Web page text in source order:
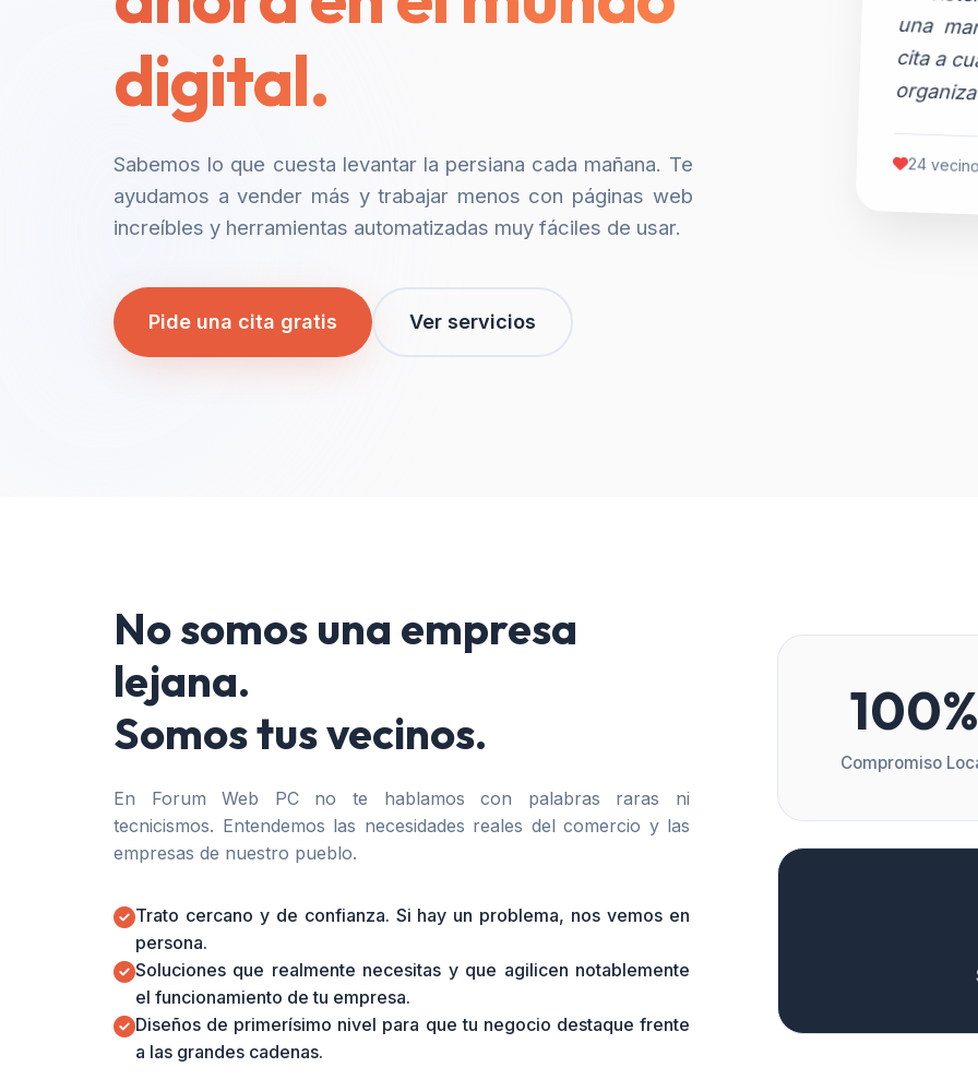
digital.
Sabemos lo que cuesta levantar la persiana cada mañana. Te
ayudamos a vender más y trabajar menos con páginas web
increíbles y herramientas automatizadas muy fáciles de usar.
Pide una cita gratis Ver servicios
24
No somos una empresa
lejana.
Somos tus vecinos.
En Forum Web PC no te hablamos con palabras raras ni
tecnicismos. Entendemos las necesidades reales del comercio y las
empresas de nuestro pueblo.
Trato cercano y de confianza. Si hay un problema, nos vemos en
persona.
Soluciones que realmente necesitas y que agilicen notablemente
el funcionamiento de tu empresa.
Diseños de primerísimo nivel para que tu negocio destaque frente
a las grandes cadenas.
100%
Compromiso